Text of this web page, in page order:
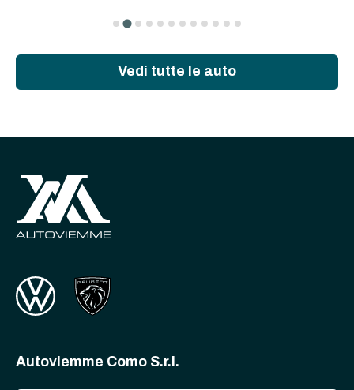
Vedi tutte le auto
Autoviemme Como S.r.l.